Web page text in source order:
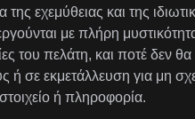
εχεμύθειας και της
με πλήρη
του πελάτη, και ποτέ δεν
σε εκμετάλλευση για μη
ή πληροφορία.